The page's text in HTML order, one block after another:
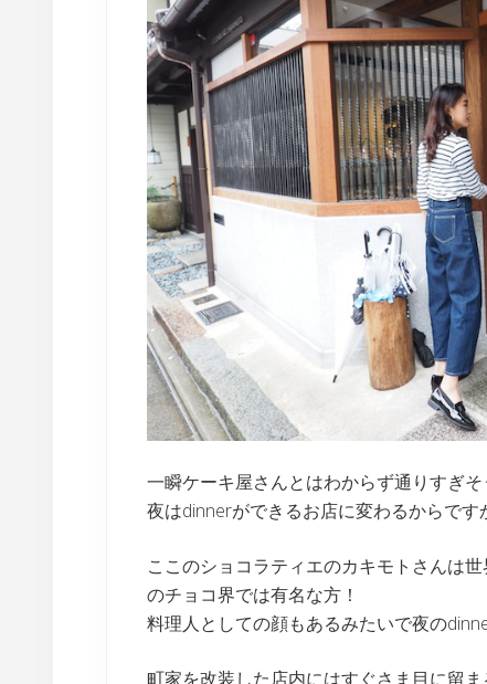
一瞬ケーキ屋さんとはわからず通りすぎそ
夜はdinnerができるお店に変わるからです
ここのショコラティエのカキモトさんは
のチョコ界では有名な方！
料理人としての顔もあるみたいで夜の
町家を改装した店内にはすぐさま目に留